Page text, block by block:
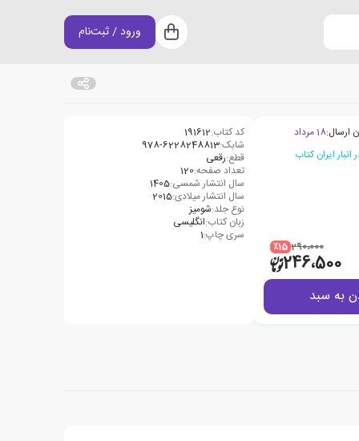
سبد خرید
ورود / ثبت‌نام
ارسال:18 مرداد
290،000 ٪15
246،500
به سبد
کد کتاب:191612
شابک:978-6228248813
قطع:رقعی
تعداد صفحه:120
سال انتشار شمسی:1405
سال انتشار میلادی:2015
نوع جلد:شومیز
زبان کتاب:انگلیسی
سری چاپ:1